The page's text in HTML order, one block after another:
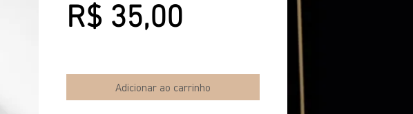
R$ 35,00
Adicionar ao carrinho